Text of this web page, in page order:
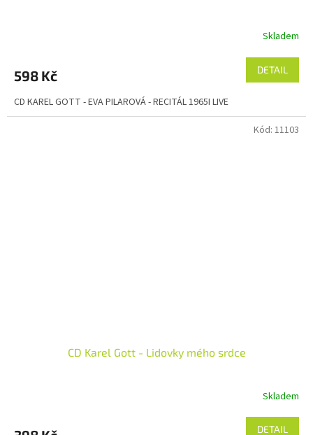
Skladem
598 Kč DETAIL
CD KAREL GOTT - EVA PILAROVÁ - RECITÁL 1965I LIVE
CD Karel Gott - Lidovky mého srdce
Skladem
DETAIL
Kód: 11103